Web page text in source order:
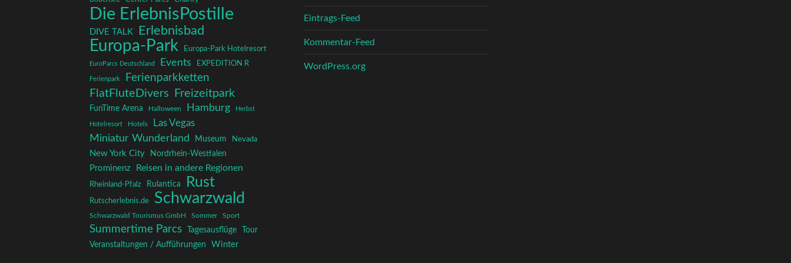
Die ErlebnisPostille
DIVE TALK Erlebnisbad
Europa-Park Europa-Park Hotelresort
EuroParcs Deutschland Events EXPEDITION R
Ferienpark Ferienparkketten
FlatFluteDivers Freizeitpark
FunTime Arena Halloween Hamburg Herbst
Hotelresort Hotels
Las Vegas
Miniatur Wunderland
Museum Nevada
New York City Nordrhein-Westfalen
Prominenz Reisen in andere Regionen
Rheinland-Pfalz Rulantica Rust
Rutscherlebnis.de Schwarzwald
Schwarzwald Tourismus GmbH Sommer Sport
Summertime Parcs Tagesausflüge
Tour
Veranstaltungen / Aufführungen
Winter
Eintrags-Feed
Kommentar-Feed
WordPress.org